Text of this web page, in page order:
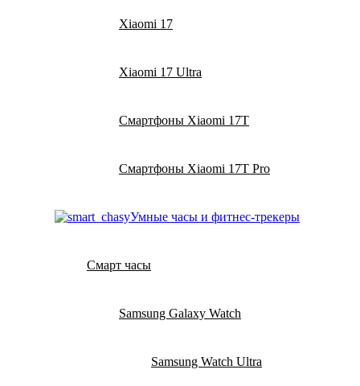
Xiaomi 17
Xiaomi 17 Ultra
Смартфоны Xiaomi 17Т
Смартфоны Xiaomi 17Т Pro
Умные часы и фитнес-трекеры
Смарт часы
Samsung Galaxy Watch
Samsung Watch Ultra